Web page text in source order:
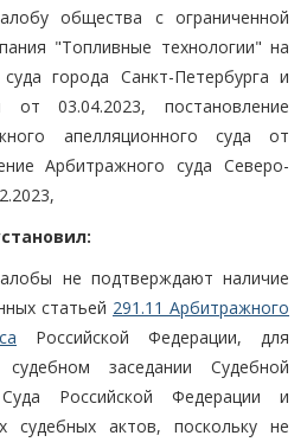
общества с ограниченной
"Топливные технологии" на
города Санкт-Петербурга и
от 03.04.2023, постановление
апелляционного суда от
Арбитражного суда Северо-
не подтверждают наличие
статьей 291.11 Арбитражного
Российской Федерации, для
заседании Судебной
Российской Федерации и
судебных актов, поскольку не